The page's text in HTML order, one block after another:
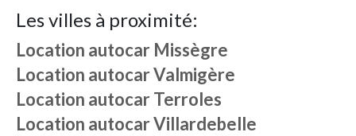
Les villes à proximité:
Location autocar Missègre
Location autocarValmigère
Location autocarTerroles
Location autocarVillardebelle